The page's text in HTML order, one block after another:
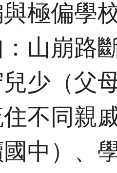
極偏學
山崩路
少（父
不同親
中）、